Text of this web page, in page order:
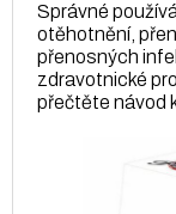
Správné
otěhotnění,
přenosných
zdravotnické
přečtěte návod